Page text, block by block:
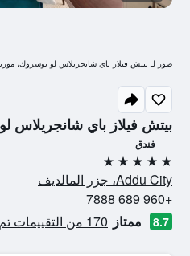
بيتش فيلاز باي
فندق
5 نجوم
Addu City، جزر المالديف
+960 689 7888
8.7 ممتاز 170 من التقييمات تم التحقق منها
صور لـ بيتش فيلاز باي شانجريلاس لو توسروك،